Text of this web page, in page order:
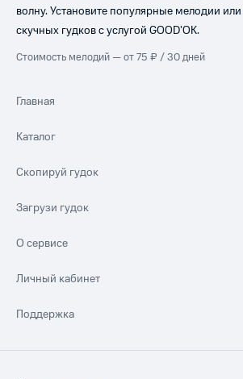
волну. Установите популярные мелодии
скучных гудков с услугой GOOD’OK.
Стоимость мелодий — от 75 ₽ / 30 дней
Главная
Каталог
Скопируй гудок
Загрузи гудок
О сервисе
Личный кабинет
Поддержка